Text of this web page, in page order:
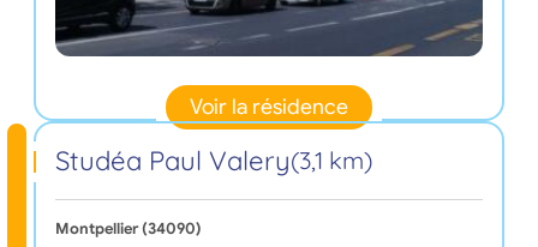
Voir la résidence
Studéa Paul Valery(3,1 km)
Montpellier (34090)